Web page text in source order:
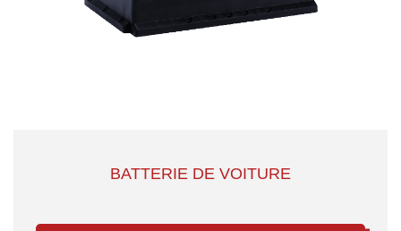
BATTERIE DE VOITURE